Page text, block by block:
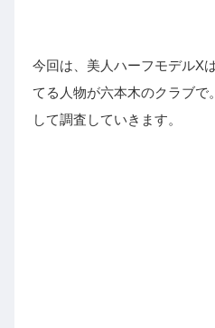
今回は、美人ハーフモデルX
てる人物が六本木のクラブで
して調査していきます。